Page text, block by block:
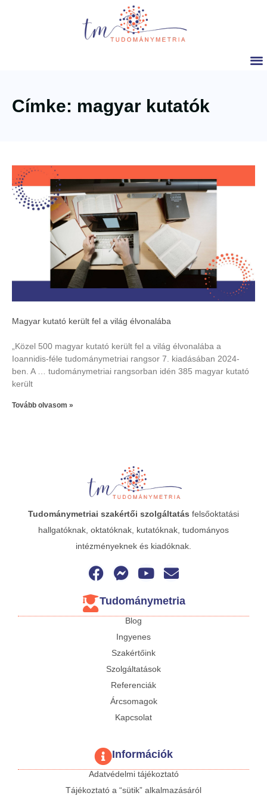
Címke: magyar kutatók
Magyar kutató került fel a világ élvonalába
„Közel 500 magyar kutató került fel a világ élvonalába a
Ioannidis-féle tudománymetriai rangsor 7. kiadásában 2024-
ben. A … tudománymetriai rangsorban idén 385 magyar kutató
került
Tovább olvasom »
Tudománymetriai szakértői szolgáltatás felsőoktatási
hallgatóknak, oktatóknak, kutatóknak, tudományos
intézményeknek és kiadóknak.
Tudománymetria
Blog
Ingyenes
Szakértőink
Szolgáltatások
Referenciák
Árcsomagok
Kapcsolat
Információk
Adatvédelmi tájékoztató
Tájékoztató a “sütik” alkalmazásáról